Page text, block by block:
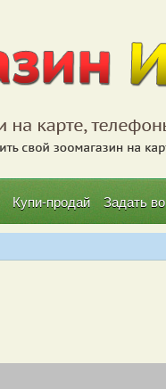
Купи-продай Задать